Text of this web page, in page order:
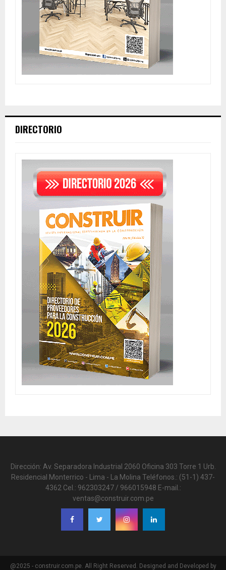
DIRECTORIO
Dirección: Av. Separadora Industrial 2060 Oficina 303 Torre 1 Urb.
Residencial Monterrico - Lima - La Molina Teléfonos.: (51-1) 437-
4362 Cel.: 962303247 / 966015948 E-mail.:
ventas@construir.com.pe
@2025 - construir.com.pe. All Right Reserved. Designed and Developed by